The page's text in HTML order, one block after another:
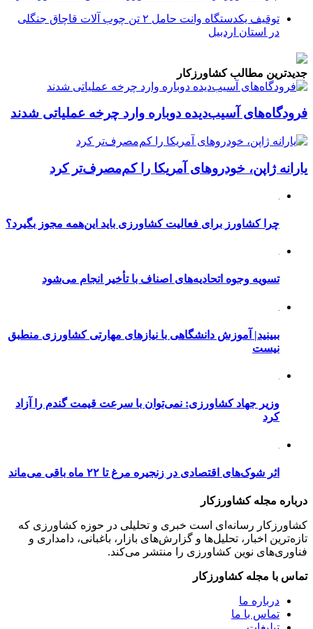
توقیف یکدستگاه وانت حامل ۲ تن چوب آلات قاچاق جنگلی
در استان اردبیل
جدیدترین مطالب کشاورزکار
فرودگاه‌های آسیب‌دیده دوباره وارد چرخه عملیاتی شدند
یارانه ژاپن، خودروهای آمریکا را کم‌مصرف‌تر کرد
چرا کشاورز برای فعالیت کشاورزی باید این‌همه مجوز بگیرد؟
تسویه وجوه اتحادیه‌های اصناف با تأخیر انجام می‌شود
ببینید| آموزش دانشگاهی با نیازهای مهارتی کشاورزی منطبق
نیست
وزیر جهاد کشاورزی: نمی‌توان با سرعت قیمت گندم را آزاد
کرد
اثر شوک‌های اقتصادی در زنجیره مرغ تا ۲۲ ماه باقی می‌ماند
درباره مجله کشاورزکار
کشاورزکار رسانه‌ای است خبری و تحلیلی در حوزه کشاورزی که
تازه‌ترین اخبار، تحلیل‌ها و گزارش‌های بازار، باغبانی، دامداری و
فناوری‌های نوین کشاورزی را منتشر می‌کند.
تماس با مجله کشاورزکار
درباره ما
تماس با ما